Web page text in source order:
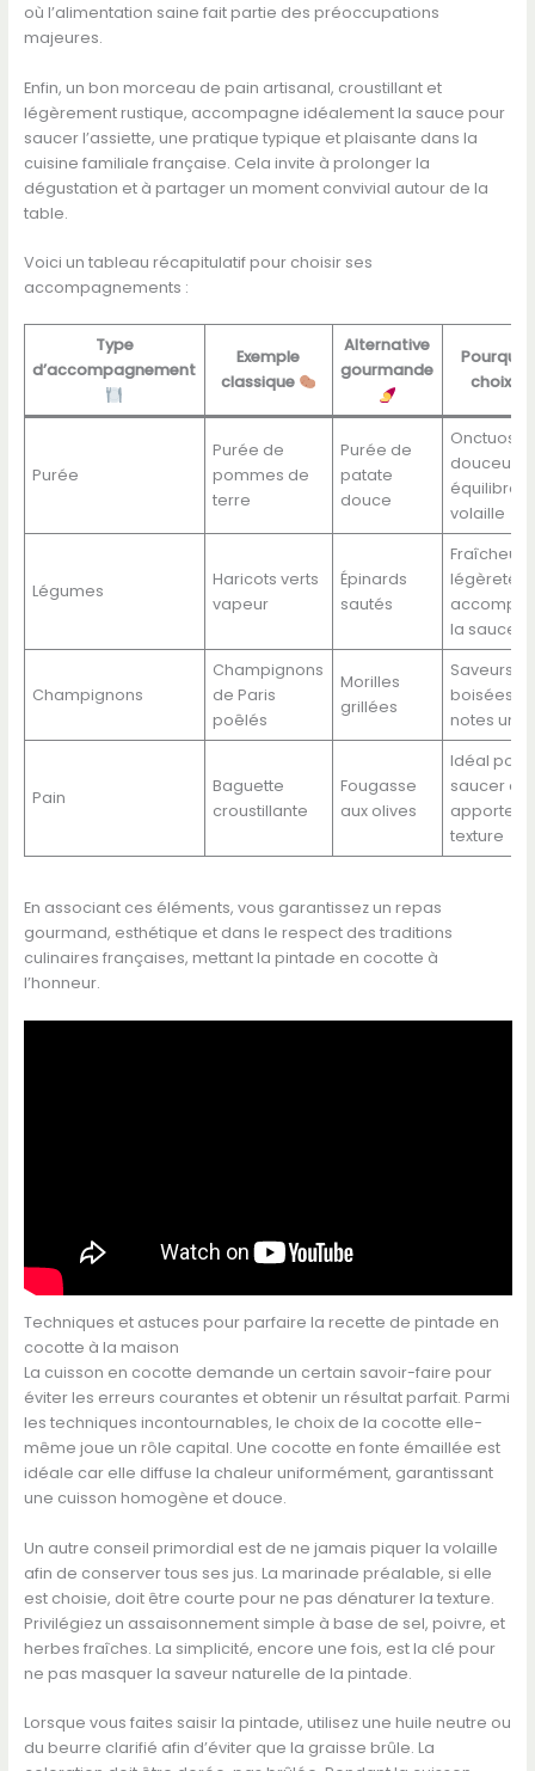
où l’alimentation saine fait partie des préoccupations
majeures.
Enfin, un bon morceau de pain artisanal, croustillant et
légèrement rustique, accompagne idéalement la sauce pour
saucer l’assiette, une pratique typique et plaisante dans la
cuisine familiale française. Cela invite à prolonger la
dégustation et à partager un moment convivial autour de la
table.
Voici un tableau récapitulatif pour choisir ses
accompagnements :
Type
d’accompagnement
Exemple
classique
Alternative
gourmande
Pourquoi
choix ?
Purée
Purée de
pommes de
terre
Purée de
patate
douce
douceur
équilibrer
volaille
Légumes
Haricots verts
vapeur
Épinards
sautés
Fraîcheur
légèreté
la sauce
Champignons
Champignons
de Paris
poêlés
Morilles
grillées
Saveurs
boisées et
notes
Pain
Baguette
croustillante
Fougasse
aux olives
Idéal pour
saucer et
apporter
texture
En associant ces éléments, vous garantissez un repas
gourmand, esthétique et dans le respect des traditions
culinaires françaises, mettant la pintade en cocotte à
l’honneur.
Techniques et astuces pour parfaire la recette de pintade en
cocotte à la maison
La cuisson en cocotte demande un certain savoir-faire pour
éviter les erreurs courantes et obtenir un résultat parfait. Parmi
les techniques incontournables, le choix de la cocotte elle-
même joue un rôle capital. Une cocotte en fonte émaillée est
idéale car elle diffuse la chaleur uniformément, garantissant
une cuisson homogène et douce.
Un autre conseil primordial est de ne jamais piquer la volaille
afin de conserver tous ses jus. La marinade préalable, si elle
est choisie, doit être courte pour ne pas dénaturer la texture.
Privilégiez un assaisonnement simple à base de sel, poivre, et
herbes fraîches. La simplicité, encore une fois, est la clé pour
ne pas masquer la saveur naturelle de la pintade.
Lorsque vous faites saisir la pintade, utilisez une huile neutre ou
du beurre clarifié afin d’éviter que la graisse brûle. La